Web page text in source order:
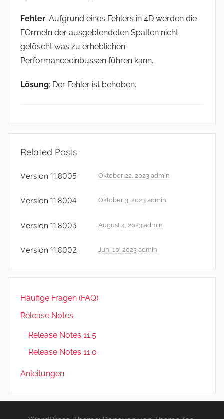
Fehler: Aufgrund eines Fehlers in 4D werden die
FOrmeln der ausgeblendeten Spalten nicht
gelöscht was zu erheblichen
Performanceeinbussen führen kann.
Lösung: Der Fehler ist behoben.
R
l
s
N
t
R
e
N
Related Posts
Version 11.8005 Oktober 22, 2023 admin
Version 11.8004 Oktober 3, 2023 admin
Version 11.8003 August 4, 2023 admin
Version 11.8002 Juni 10, 2023 admin
Häufige Fragen (FAQ)
Release Notes
Release Notes 11.5
Release Notes 11.0
Anleitungen